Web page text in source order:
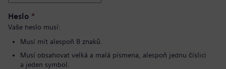
Heslo *
Vaše heslo musí:
Musí mít alespoň 8 znaků.
Musí obsahovat velká a malá písmena, alespoň jednu číslici
a jeden symbol.